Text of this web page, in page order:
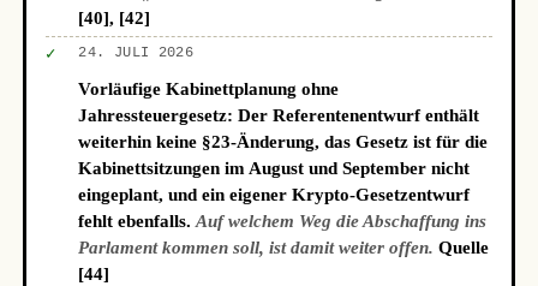
[40], [42]
✓ 24. JULI 2026
Vorläufige Kabinettplanung ohne
Jahressteuergesetz: Der Referentenentwurf enthält
weiterhin keine §23-Änderung, das Gesetz ist für die
Kabinettsitzungen im August und September nicht
eingeplant, und ein eigener Krypto-Gesetzentwurf
fehlt ebenfalls.Auf welchem Weg die Abschaffung ins
Parlament kommen soll, ist damit weiter offen. Quelle
[44]